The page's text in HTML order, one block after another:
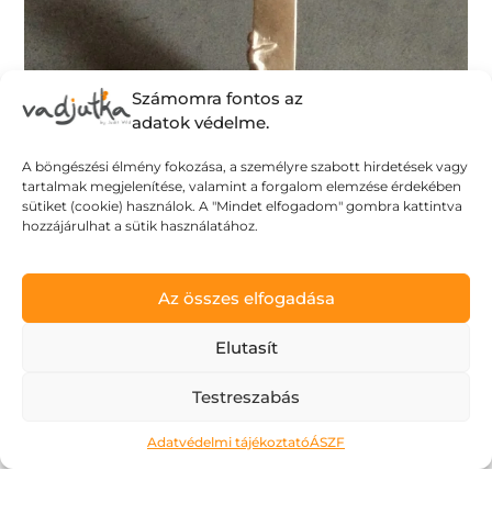
Számomra fontos az
adatok védelme.
A böngészési élmény fokozása, a személyre szabott hirdetések vagy
tartalmak megjelenítése, valamint a forgalom elemzése érdekében
sütiket (cookie) használok. A "Mindet elfogadom" gombra kattintva
hozzájárulhat a sütik használatához.
Az összes elfogadása
Elutasít
Testreszabás
Adatvédelmi tájékoztatóÁSZF
Ne kockáztass!
várnak. Kivéve talán az érettségiző
diákokat, számukra most jön a